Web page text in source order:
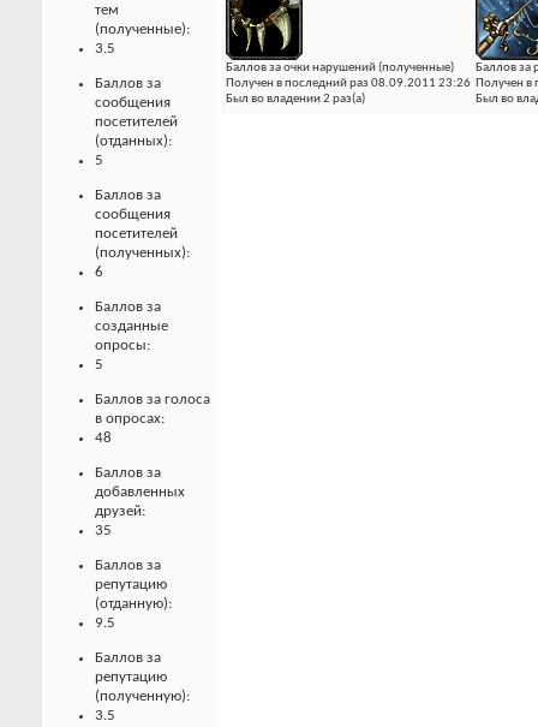
тем
(полученные):
3.5
Баллов за
сообщения
посетителей
(отданных):
5
Баллов за
сообщения
посетителей
(полученных):
6
Баллов за
созданные
опросы:
5
Баллов за голоса
в опросах:
48
Баллов за
добавленных
друзей:
35
Баллов за
репутацию
(отданную):
9.5
Баллов за
репутацию
(полученную):
3.5
Баллов за очки нарушений (полученные)
Получен в последний раз 08.09.2011 23:26
Был во владении 2 раз(а)
Баллов за
Получен в
Был во